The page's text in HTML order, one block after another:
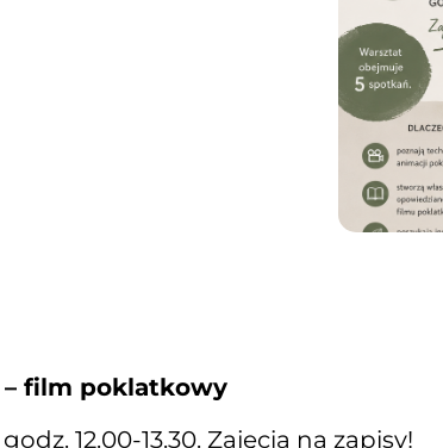
film poklatkowy
12.00-13.30. Zajęcia na zapisy!